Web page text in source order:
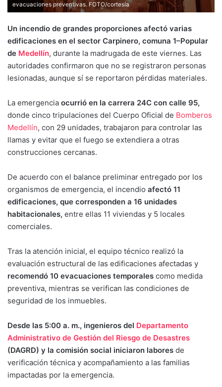
evacuaciones preventivas. FOTO/cortesía
Un incendio de grandes proporciones afectó varias
edificaciones en el sector Carpinero, comuna 1–Popular
de Medellín, durante la madrugada de este viernes. Las
autoridades confirmaron que no se registraron personas
lesionadas, aunque sí se reportaron pérdidas materiales.
La emergencia ocurrió en la carrera 24C con calle 95,
donde cinco tripulaciones del Cuerpo Oficial de Bomberos
Medellín, con 29 unidades, trabajaron para controlar las
llamas y evitar que el fuego se extendiera a otras
construcciones cercanas.
De acuerdo con el balance preliminar entregado por los
organismos de emergencia, el incendio afectó 11
edificaciones, que corresponden a 16 unidades
habitacionales, entre ellas 11 viviendas y 5 locales
comerciales.
Tras la atención inicial, el equipo técnico realizó la
evaluación estructural de las edificaciones afectadas y
recomendó 10 evacuaciones temporales como medida
preventiva, mientras se verifican las condiciones de
seguridad de los inmuebles.
Desde las 5:00 a. m., ingenieros del Departamento
Administrativo de Gestión del Riesgo de Desastres
(DAGRD) y la comisión social iniciaron labores de
verificación técnica y acompañamiento a las familias
impactadas por la emergencia.